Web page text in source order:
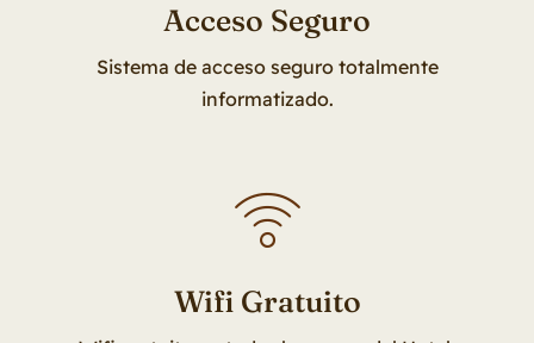
Acceso Seguro
Sistema de acceso seguro totalmente
informatizado.
Wifi Gratuito